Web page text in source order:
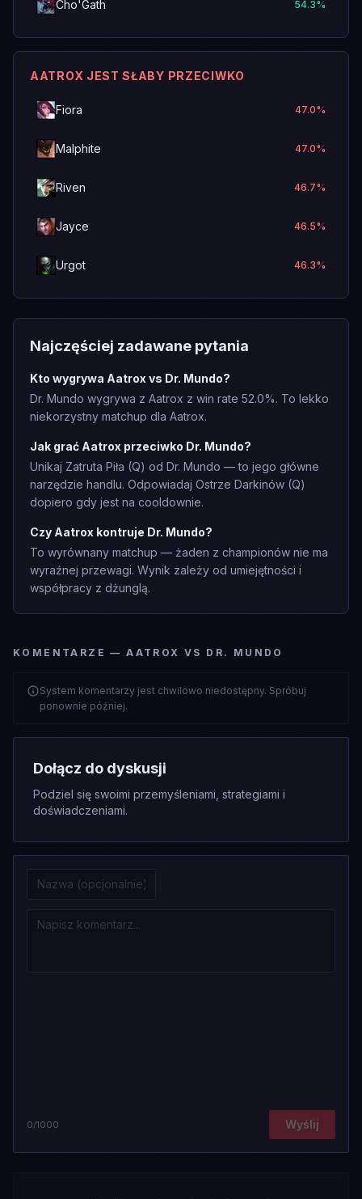
Cho'Gath 54.3%
AATROX JEST SŁABY PRZECIWKO
Fiora 47.0%
Malphite 47.0%
Riven 46.7%
Jayce 46.5%
Urgot 46.3%
Najczęściej zadawane pytania
Kto wygrywa Aatrox vs Dr. Mundo?
Dr. Mundo wygrywa z Aatrox z win rate 52.0%. To lekko
niekorzystny matchup dla Aatrox.
Jak grać Aatrox przeciwko Dr. Mundo?
Unikaj Zatruta Piła (Q) od Dr. Mundo — to jego główne
narzędzie handlu. Odpowiadaj Ostrze Darkinów (Q)
dopiero gdy jest na cooldownie.
Czy Aatrox kontruje Dr. Mundo?
To wyrównany matchup — żaden z championów nie ma
wyraźnej przewagi. Wynik zależy od umiejętności i
współpracy z dżunglą.
KOMENTARZE — AATROX VS DR. MUNDO
System komentarzy jest chwilowo niedostępny. Spróbuj
ponownie później.
Dołącz do dyskusji
Podziel się swoimi przemyśleniami, strategiami i
doświadczeniami.
0/1000 Wyślij